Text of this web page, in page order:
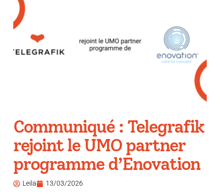
Communiqué : Telegrafik
rejoint le UMO partner
programme d’Enovation
Leila 13/03/2026